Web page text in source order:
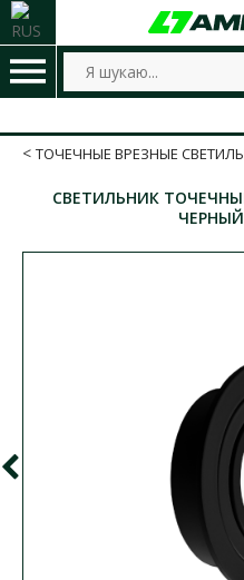
ТОЧЕЧНЫЕ ВРЕЗНЫЕ
СВЕТИЛЬНИК ТОЧЕЧНЫЙ
ЧЕРНЫЙ